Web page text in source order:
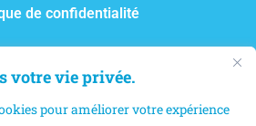
votre vie privée.
pour améliorer votre expérience
de confidentialité
RÊVES ET ESPOIRS
Montréal-Nord, Québec, H1G